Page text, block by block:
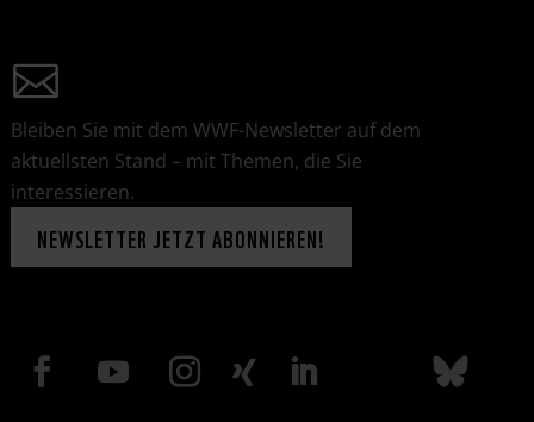
Bleiben Sie mit dem WWF-Newsletter auf dem
aktuellsten Stand – mit Themen, die Sie
interessieren.
NEWSLETTER JETZT ABONNIEREN!